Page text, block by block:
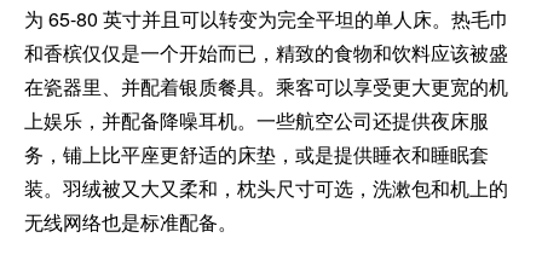
为 65-80 英寸并且可以转变为完全平坦的单人床。热毛巾
和香槟仅仅是一个开始而已，精致的食物和饮料应该被盛
在瓷器里、并配着银质餐具。乘客可以享受更大更宽的机
上娱乐，并配备降噪耳机。一些航空公司还提供夜床服
务，铺上比平座更舒适的床垫，或是提供睡衣和睡眠套
装。羽绒被又大又柔和，枕头尺寸可选，洗漱包和机上的
无线网络也是标准配备。